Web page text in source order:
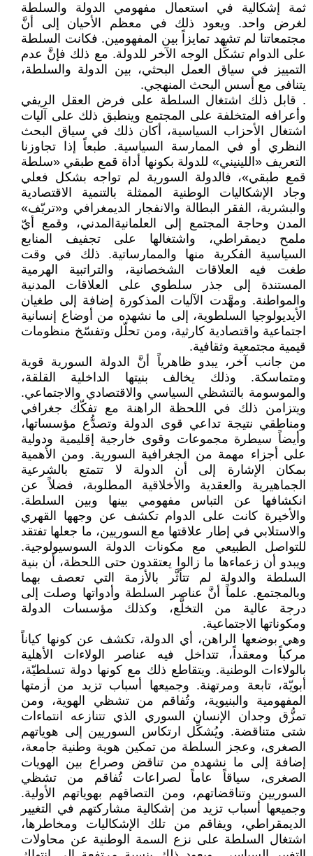
ثمة إشكالية في استعمال مفهومي الدولة والسلطة
لغرض واحد. ويعود ذلك في معظم الأحيان إلى أنَّ
مجتمعاتنا لم تشهد تمايزاً بين المفهومين. فكانت السلطة
على الدوام تشكِّل الوجه الآخر للدولة. مع ذلك فإنَّ عدم
التمييز في سياق العمل البحثي، بين الدولة والسلطة،
يتنافى مع أسس البحث المنهجي.
. قابل ذلك اشتغال السلطة على فرض العقل الريفي
وأعرافه المتخلفة على المجتمع وينطبق ذلك على آليات
اشتغال الأحزاب السياسية، أكان ذلك في سياق البحث
النظري أو في الممارسة السياسية. طبعاً إذا تجاوزنا
التعريف «اللينيني» للدولة بكونها أداة قمع طبقي «سلطة
قمع طبقي»، فالدولة السورية لم تواجه بشكل فعلي
وجاد الإشكاليات الوطنية الممثلة بالتنمية الاقتصادية
والبشرية، الفقر البطالة والانفجار الديمغرافي و«تريّف»
المدن وحاجة المجتمع إلى العلمانيةالمدني، وقمع أيّ
ملمح ديمقراطي، واشتغالها على تجفيف المنابع
السياسية الفكرية منها والممارساتية. ذلك في وقت
طغت فيه العلاقات الشخصانية، والتراتبية الهرمية
المستندة إلى جذر سلطوي على العلاقات المدنية
والمواطنة. ومهَّدت الآليات المذكورة إضافة إلى طغيان
الأيديولوجيا السلطوية، إلى ما نشهده من أوضاع إنسانية
اجتماعية واقتصادية كارثية، ومن تحلّل وتفسّخ منظومات
قيمية مجتمعية وثقافية.
من جانب آخر، يبدو ظاهرياً أنَّ الدولة السورية قوية
ومتماسكة. وذلك يخالف بنيتها الداخلية القلقة،
والموسومة بالتشظي السياسي والاقتصادي والاجتماعي.
ويتزامن ذلك في اللحظة الراهنة مع تفكّك جغرافي
ومناطقي نتيجة تداعي قوى الدولة وتصدُّع مؤسساتها،
وأيضاً سيطرة مجموعات وقوى خارجية إقليمية ودولية
على أجزاء مهمة من الجغرافية السورية. ومن الأهمية
بمكان الإشارة إلى أن الدولة لا تتمتع بالشرعية
الجماهيرية والعقدية والأخلاقية المطلوبة، فضلاً عن
انكشافها عن التباس مفهومي بينها وبين السلطة.
والأخيرة كانت على الدوام تكشف عن وجهها القهري
والاستلابي في إطار علاقتها مع السوريين، ما جعلها تفتقد
للتواصل الطبيعي مع مكونات الدولة السوسيولوجية.
ويبدو أن زعماءها ما زالوا يعتقدون حتى اللحظة، أن بنية
السلطة والدولة لم تتأثَّر بالأزمة التي تعصف بهما
وبالمجتمع. علماً أنَّ عناصر السلطة وأدواتها وصلت إلى
درجة عالية من التخلَّع، وكذلك مؤسسات الدولة
ومكوناتها الاجتماعية.
وهي بوضعها الراهن، أي الدولة، تكشف عن كونها كياناً
مركباً ومعقداً، تتداخل فيه عناصر الولاءات الأهلية
بالولاءات الوطنية. ويتقاطع ذلك مع كونها دولة تسلطيّة،
أبويّة، تابعة ومرتهنة. وجميعها أسباب تزيد من أزمتها
المفهومية والبنيوية، وتُفاقم من تشظي الهوية، ومن
تمزُّق وجدان الإنسان السوري الذي تتنازعه انتماءات
شتى متناقضة. ويُشكِّل ارتكاس السوريين إلى هوياتهم
الصغرى، وعجز السلطة من تمكين هوية وطنية جامعة،
إضافة إلى ما نشهده من تناقض وصراع بين الهويات
الصغرى، سياقاً عاماً لصراعات تُفاقم من تشظي
السوريين وتناقضاتهم، ومن التصاقهم بهوياتهم الأولية.
وجميعها أسباب تزيد من إشكالية مشاركتهم في التغيير
الديمقراطي، ويفاقم من تلك الإشكاليات ومخاطرها،
اشتغال السلطة على نزع السمة الوطنية عن محاولات